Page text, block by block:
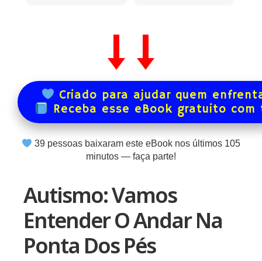
Criado para ajudar quem
Receba esse eBook gratuito
39 pessoas baixaram este eBook nos últimos 105
minutos — faça parte!
Autismo: Vamos
Entender O Andar Na
Ponta Dos Pés